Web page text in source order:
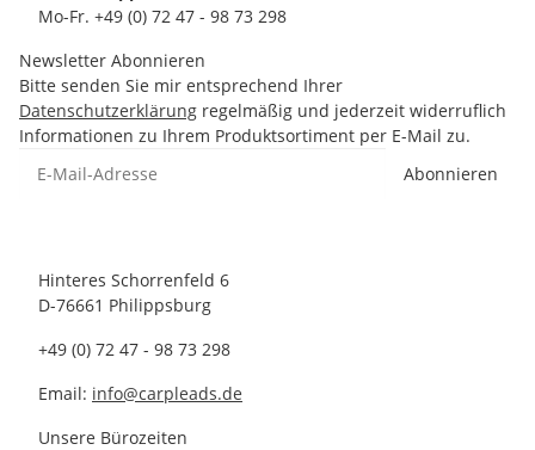
Mo-Fr. +49 (0) 72 47 - 98 73 298
Newsletter Abonnieren
Bitte senden Sie mir entsprechend Ihrer
Datenschutzerklärung regelmäßig und jederzeit widerruflich
Informationen zu Ihrem Produktsortiment per E-Mail zu.
Abonnieren
Hinteres Schorrenfeld 6
D-76661 Philippsburg
+49 (0) 72 47 - 98 73 298
Email: info@carpleads.de
Unsere Bürozeiten